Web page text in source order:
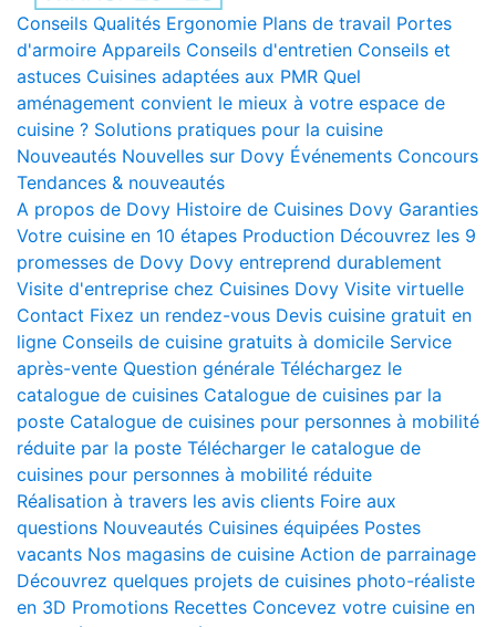
Conseils Qualités Ergonomie Plans de travail Portes
d'armoire Appareils Conseils d'entretien Conseils et
astuces Cuisines adaptées aux PMR Quel
aménagement convient le mieux à votre espace de
cuisine ? Solutions pratiques pour la cuisine
Nouveautés Nouvelles sur Dovy Événements Concours
Tendances & nouveautés
A propos de Dovy Histoire de Cuisines Dovy Garanties
Votre cuisine en 10 étapes Production Découvrez les 9
promesses de Dovy Dovy entreprend durablement
Visite d'entreprise chez Cuisines Dovy Visite virtuelle
Contact Fixez un rendez-vous Devis cuisine gratuit en
ligne Conseils de cuisine gratuits à domicile Service
après-vente Question générale Téléchargez le
catalogue de cuisines Catalogue de cuisines par la
poste Catalogue de cuisines pour personnes à mobilité
réduite par la poste Télécharger le catalogue de
cuisines pour personnes à mobilité réduite
Réalisation à travers les avis clients Foire aux
questions Nouveautés Cuisines équipées Postes
vacants Nos magasins de cuisine Action de parrainage
Découvrez quelques projets de cuisines photo-réaliste
en 3D Promotions Recettes Concevez votre cuisine en